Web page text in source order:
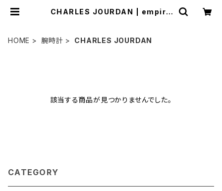
CHARLES JOURDAN | empire
HOME 腕時計 CHARLES JOURDAN
該当する商品が見つかりませんでした。
CATEGORY